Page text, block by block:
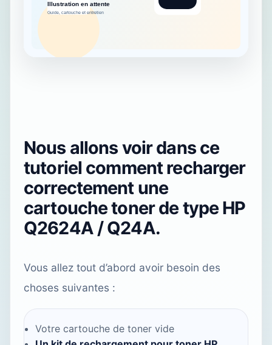
Nous allons voir dans ce
tutoriel comment recharger
correctement une
cartouche toner de type HP
Q2624A / Q24A.
Vous allez tout d’abord avoir besoin des
choses suivantes :
Votre cartouche de toner vide